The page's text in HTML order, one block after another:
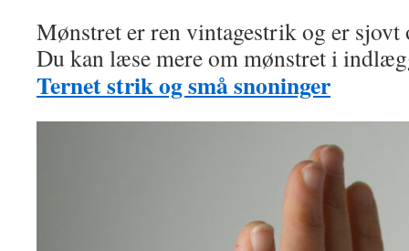
Mønstret er ren vintagestrik og er
Du kan læse mere om mønstret i
Ternet strik og små snoninger